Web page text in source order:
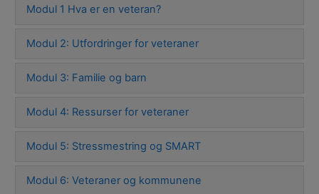
Modul 1 Hva er en veteran?
Modul 2: Utfordringer for veteraner
Modul 3: Familie og barn
Modul 4: Ressurser for veteraner
Modul 5: Stressmestring og SMART
Modul 6: Veteraner og kommunene